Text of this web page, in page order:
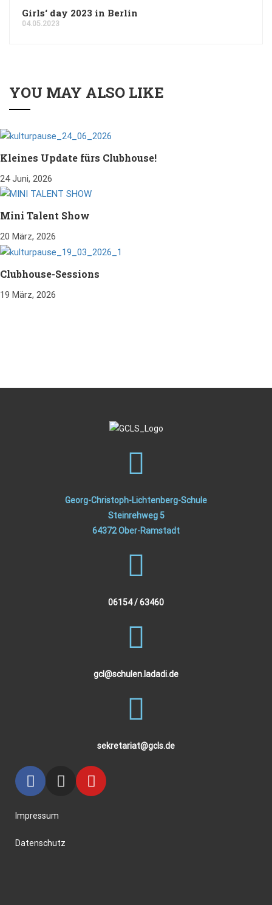
Girls‘ day 2023 in Berlin
04.05.2023
YOU MAY ALSO LIKE
Kleines Update fürs Clubhouse!
24 Juni, 2026
Mini Talent Show
20 März, 2026
Clubhouse-Sessions
19 März, 2026
Georg-Christoph-Lichtenberg-Schule
Steinrehweg 5
64372 Ober-Ramstadt
06154 / 63460
gcl@schulen.ladadi.de
sekretariat@gcls.de
Impressum
Datenschutz